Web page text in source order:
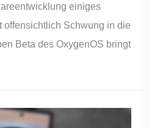
einiges
offensichtlich Schwung in die
Beta des OxygenOS bringt